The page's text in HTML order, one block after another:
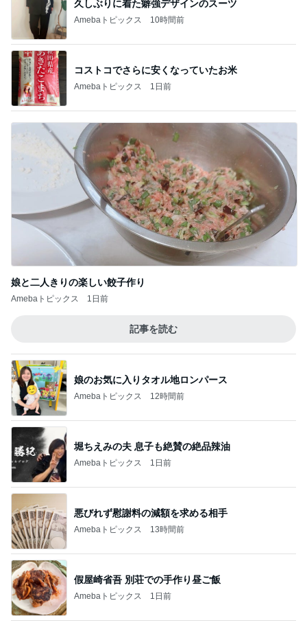
久しぶりに着た癖強デザインのスーツ
Amebaトピックス 10時間前
コストコでさらに安くなっていたお米
Amebaトピックス 1日前
娘と二人きりの楽しい餃子作り
Amebaトピックス 1日前
記事を読む
娘のお気に入りタオル地ロンパース
Amebaトピックス 12時間前
堀ちえみの夫 息子も絶賛の絶品辣油
Amebaトピックス 1日前
悪びれず慰謝料の減額を求める相手
Amebaトピックス 13時間前
假屋崎省吾 別荘での手作り昼ご飯
Amebaトピックス 1日前